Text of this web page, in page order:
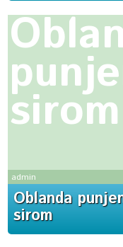
sirom
admin
Oblanda
sirom